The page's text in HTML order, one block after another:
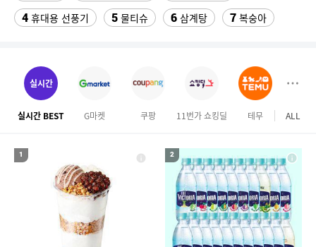
4 휴대용 선풍기 5 물티슈 6 삼계탕 7 복숭아
10 실외기없는 에어컨
12 남자 여름바지 린넨 면바지 와이드 밴딩 치노 팬츠 스판
13 넥선풍기 14 아레나 여성 실내수영복 7부
위빙 크로스백 하이원 워터월드
매실청 19 코엑스아쿠아리움 20 강동워터파크
ALL
실시간
실시간 BEST G마켓 쿠팡 11번가 쇼킹딜 테무 마이리
1 2